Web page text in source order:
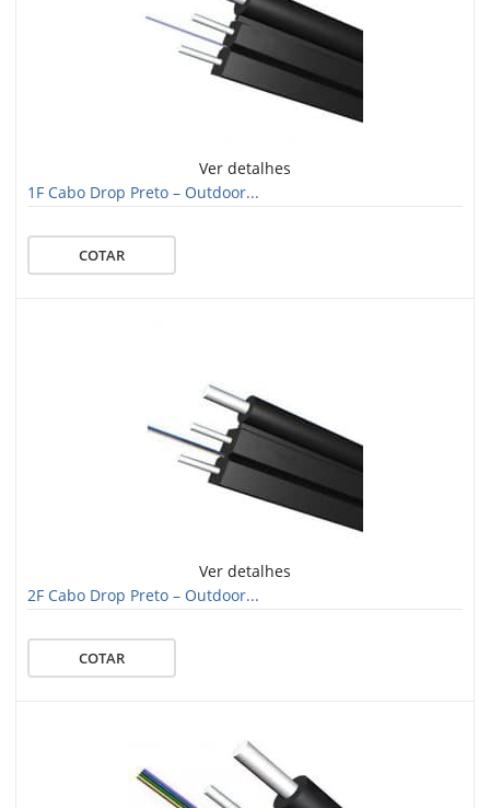
Ver detalhes
1F Cabo Drop Preto – Outdoor...
COTAR
Ver detalhes
2F Cabo Drop Preto – Outdoor...
COTAR